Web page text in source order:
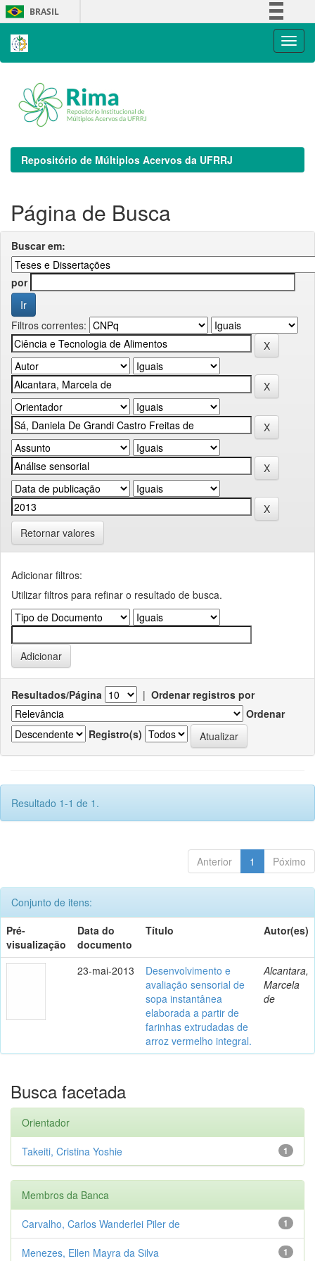
Skip
navigation
BRASIL
Repositório de Múltiplos Acervos da UFRRJ
Página de Busca
Buscar em:
por
Filtros correntes:
Retornar valores
Adicionar filtros:
Utilizar filtros para refinar o resultado de busca.
Resultados/Página | Ordenar registros por
Ordenar
Registro(s)
Resultado 1-1 de 1.
Anterior 1 Póximo
Conjunto de itens:
Pré-
visualização
Data do
documento
Título Autor(es)
23-mai-2013
Desenvolvimento e
avaliação sensorial de
sopa instantânea
elaborada a partir de
farinhas extrudadas de
arroz vermelho integral.
Alcantara,
Marcela
de
Busca facetada
Orientador
1
Takeiti, Cristina Yoshie
Membros da Banca
1
Carvalho, Carlos Wanderlei Piler de
1
Menezes, Ellen Mayra da Silva